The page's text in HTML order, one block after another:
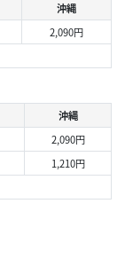
沖縄
2,090円
沖縄
2,090円
1,210円